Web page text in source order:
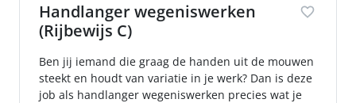
Handlanger wegeniswerken
(Rijbewijs C)
Ben jij iemand die graag de handen uit de mouwen
steekt en houdt van variatie in je werk? Dan is deze
job als handlanger wegeniswerken precies wat je